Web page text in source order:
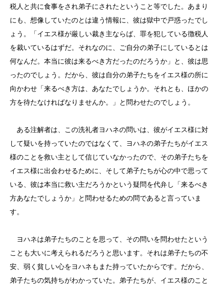
税人と共に食事をされ弟子にされたということ等でした。あまり
にも、想像していたのとは違う情報に、彼は獄中で戸惑ったでし
ょう。「イエス様が厳しい裁き主ならば、罪を犯している徴税人
を裁いているはずだ。それなのに、ご自分の弟子にしているとは
何なんだ。本当に彼は来るべき方だったのだろうか」と、彼は思
ったのでしょう。だから、彼は自分の弟子たちをイエス様の所に
向かわせ「来るべき方は、あなたでしょうか。それとも、ほかの
方を待たなければなりませんか。」と問わせたのでしょう。
ある注解者は、この洗礼者ヨハネの問いは、彼がイエス様に対
して疑いを持っていたのではなくて、ヨハネの弟子たちがイエス
様のことを救い主として信じていなかったので、その弟子たちを
イエス様に出会わせるために、そして弟子たちが心の中で思って
いる、彼は本当に救い主だろうかという疑問を代弁し「来るべき
方あなたでしょうか」と問わせるための問であると言っていま
す。
ヨハネは弟子たちのことを思って、その問いを問わせたという
ことも大いに考えられるだろうと思います。それは弟子たちの不
安、弱く貧しい心をヨハネもまた持っていたからです。だから、
弟子たちの気持ちがわかっていた。弟子たちが、イエス様のこと